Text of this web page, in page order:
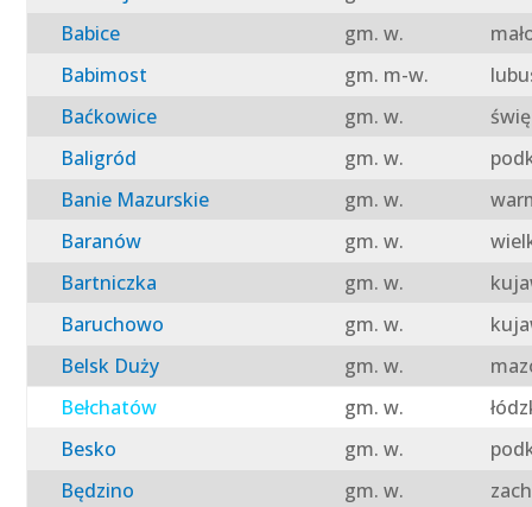
Babice
gm. w.
Babimost
gm. m-w.
Baćkowice
gm. w.
Baligród
gm. w.
Banie Mazurskie
gm. w.
Baranów
gm. w.
Bartniczka
gm. w.
Baruchowo
gm. w.
Belsk Duży
gm. w.
Bełchatów
gm. w.
Besko
gm. w.
Będzino
gm. w.